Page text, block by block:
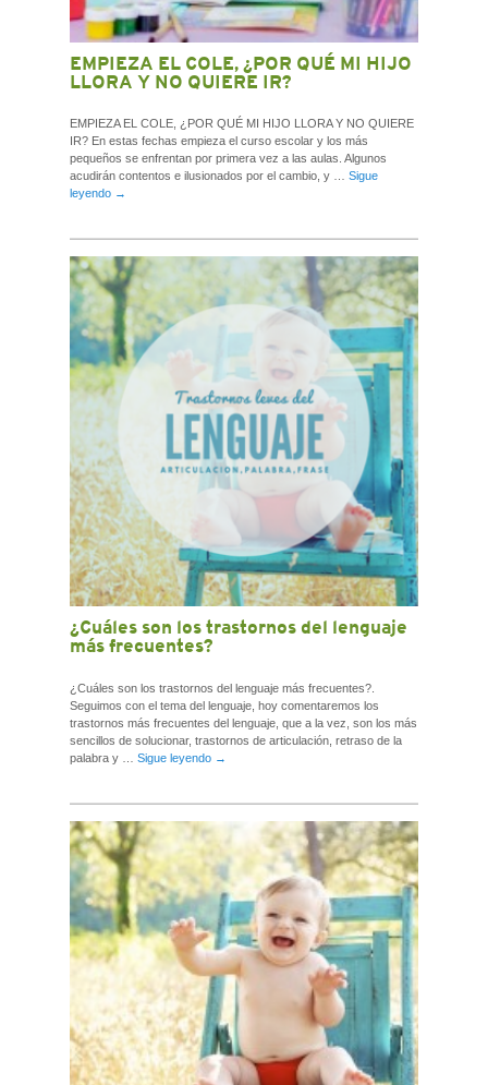
EMPIEZA EL COLE, ¿POR QUÉ MI HIJO
LLORA Y NO QUIERE IR?
EMPIEZA EL COLE, ¿POR QUÉ MI HIJO LLORA Y NO QUIERE
IR? En estas fechas empieza el curso escolar y los más
pequeños se enfrentan por primera vez a las aulas. Algunos
acudirán contentos e ilusionados por el cambio, y … Sigue
leyendo →
¿Cuáles son los trastornos del lenguaje
más frecuentes?
¿Cuáles son los trastornos del lenguaje más frecuentes?.
Seguimos con el tema del lenguaje, hoy comentaremos los
trastornos más frecuentes del lenguaje, que a la vez, son los más
sencillos de solucionar, trastornos de articulación, retraso de la
palabra y … Sigue leyendo →